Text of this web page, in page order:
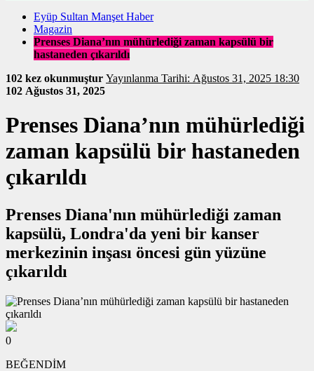
Eyüp Sultan Manşet Haber
Magazin
Prenses Diana’nın mühürlediği zaman kapsülü bir
hastaneden çıkarıldı
102 kez okunmuştur
Yayınlanma Tarihi: Ağustos 31, 2025 18:30
102 Ağustos 31, 2025
Prenses Diana’nın mühürlediği
zaman kapsülü bir hastaneden
çıkarıldı
Prenses Diana'nın mühürlediği zaman
kapsülü, Londra'da yeni bir kanser
merkezinin inşası öncesi gün yüzüne
çıkarıldı
0
BEĞENDİM